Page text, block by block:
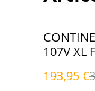
%
193,95 €